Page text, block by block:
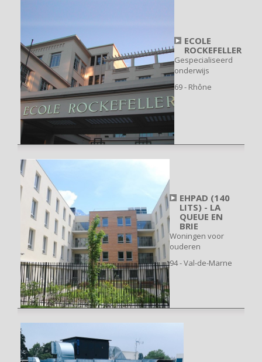
ECOLE
ROCKEFELLER
Gespecialiseerd
onderwijs
69 - Rhône
EHPAD (140
LITS) - LA
QUEUE EN
BRIE
Woningen voor
ouderen
94 - Val-de-Marne